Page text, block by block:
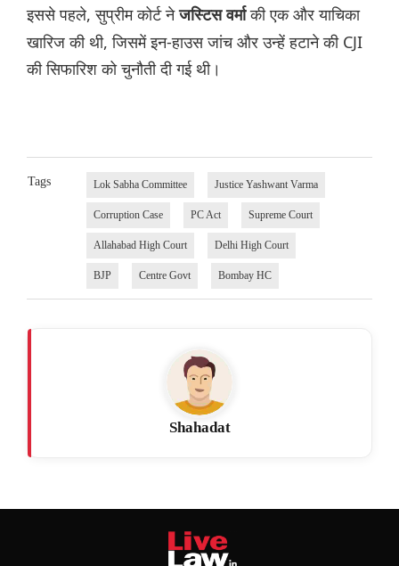
इससे पहले, सुप्रीम कोर्ट नेजस्टिस वर्माकी एक और याचिका
खारिज की थी, जिसमें इन-हाउस जांच और उन्हें हटाने की CJI
की सिफारिश को चुनौती दी गई थी।
Tags Lok Sabha Committee Justice Yashwant Varma
Corruption Case PC Act Supreme Court
Allahabad High Court Delhi High Court
BJP Centre Govt Bombay HC
Shahadat